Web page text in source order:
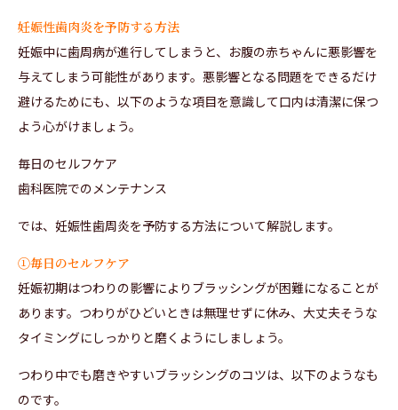
妊娠性歯肉炎を予防する方法
妊娠中に歯周病が進行してしまうと、お腹の赤ちゃんに悪影響を
与えてしまう可能性があります。悪影響となる問題をできるだけ
避けるためにも、以下のような項目を意識して口内は清潔に保つ
よう心がけましょう。
毎日のセルフケア
歯科医院でのメンテナンス
では、妊娠性歯周炎を予防する方法について解説します。
①毎日のセルフケア
妊娠初期はつわりの影響によりブラッシングが困難になることが
あります。つわりがひどいときは無理せずに休み、大丈夫そうな
タイミングにしっかりと磨くようにしましょう。
つわり中でも磨きやすいブラッシングのコツは、以下のようなも
のです。